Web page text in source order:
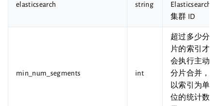
elasticsearch string
Elasticsearch
集群 ID
min_num_segments int
超过多少分
片的索引才
会执行主动
分片合并，
以索引为单
位的统计数